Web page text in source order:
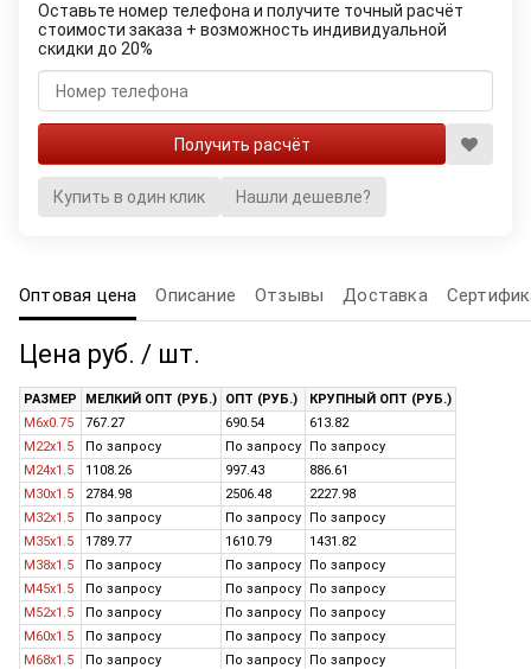
Оставьте номер телефона и получите точный расчёт
стоимости заказа + возможность индивидуальной
скидки до 20%
Купить в один клик Нашли дешевле?
Оптовая цена Описание Отзывы Доставка
Цена руб. / шт.
РАЗМЕР МЕЛКИЙ ОПТ (РУБ.) ОПТ (РУБ.)
КРУПНЫЙ ОПТ (РУБ.)
M6x0.75
767.27 690.54
613.82
M22x1.5
По запросу По запросу
По запросу
M24x1.5
1108.26 997.43
886.61
M30x1.5
2784.98 2506.48
2227.98
M32x1.5
По запросу По запросу
По запросу
M35x1.5
1789.77 1610.79
1431.82
M38x1.5
По запросу По запросу
По запросу
M45x1.5
По запросу По запросу
По запросу
M52x1.5
По запросу По запросу
По запросу
M60x1.5
По запросу По запросу
По запросу
M68x1.5
По запросу По запросу
По запросу